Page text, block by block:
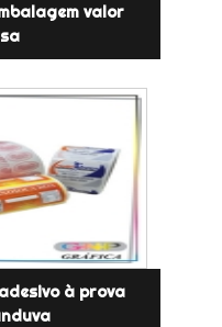
valor
à prova